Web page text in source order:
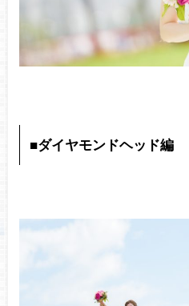
■ダイヤモンドヘッド編